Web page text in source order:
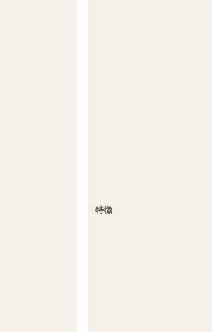
特徴